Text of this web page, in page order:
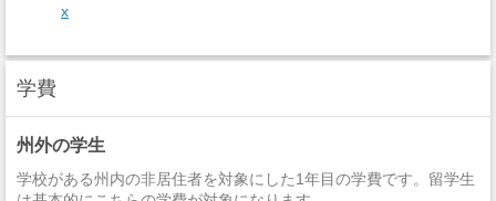
x
学費
州外の学生
学校がある州内の非居住者を対象にした1年目の学費です。留学生